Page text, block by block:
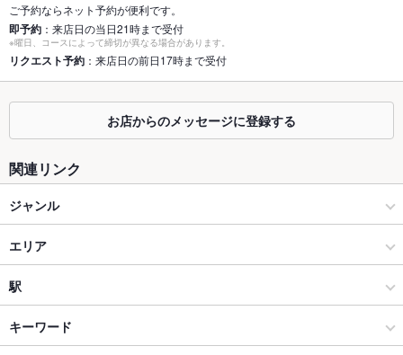
個室 あり ：店舗へお問い合わせください。
座敷 なし ：コロナ感染症対策実施店舗☆★
カウンター
なし ：御一人様から御利用可能なお席がございます。是非お越
ソファー あり ：コロナ感染症対策実施店舗☆★
テラス席 なし ：コロナ感染症対策実施店舗☆★
夜景がきれ
いなお席
あり
ご予約ならネット予約が便利です。
即予約 ：来店日の当日21時まで受付
※曜日、コースによって締切が異なる場合があります。
リクエスト予約 ：来店日の前日17時まで受付
お店からのメッセージに登録する
関連リンク
ジャンル
中華
広東料理
桜木町みなとみらい･関内･中華街 × 中華
エリア
横浜中華街
横浜中華街 × 中華
駅
石川町駅
キーワード